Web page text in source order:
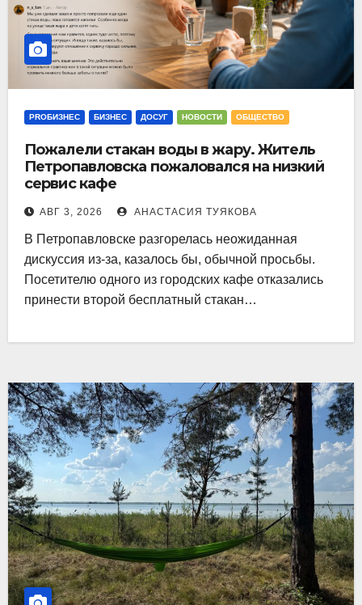
PROБИЗНЕС БИЗНЕС ДОСУГ НОВОСТИ ОБЩЕСТВО
Пожалели стакан воды в жару. Житель
Петропавловска пожаловался на низкий
сервис кафе
АВГ 3, 2026 АНАСТАСИЯ ТУЯКОВА
В Петропавловске разгорелась неожиданная
дискуссия из-за, казалось бы, обычной просьбы.
Посетителю одного из городских кафе отказались
принести второй бесплатный стакан…